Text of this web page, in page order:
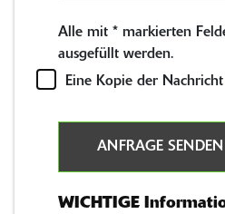
Alle mit * markierten
ausgefüllt werden.
Eine Kopie der
ANFRAGE SENDEN
WICHTIGE